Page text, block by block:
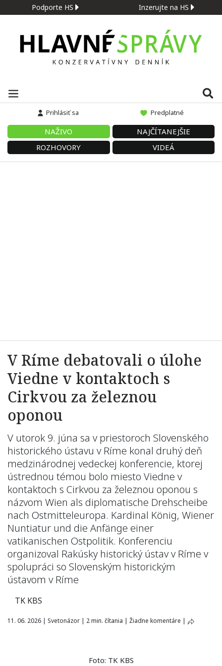
Podporte HS Inzerujte na HS
Prihlásiť sa Predplatné
NAŽIVO
NAJČÍTANEJŠIE
ROZHOVORY
VIDEÁ
V Ríme debatovali o úlohe
Viedne v kontaktoch s
Cirkvou za železnou
oponou
V utorok 9. júna sa v priestoroch Slovenského
historického ústavu v Ríme konal druhý deň
medzinárodnej vedeckej konferencie, ktorej
ústrednou témou bolo miesto Viedne v
kontaktoch s Cirkvou za železnou oponou s
názvom Wien als diplomatische Drehscheibe
nach Ostmitteleuropa. Kardinal König, Wiener
Nuntiatur und die Anfänge einer
vatikanischen Ostpolitik. Konferenciu
organizoval Rakúsky historický ústav v Ríme v
spolupráci so Slovenským historickým
ústavom v Ríme
TK KBS
11. 06. 2026 | Svetonázor | 2 min. čítania | Žiadne komentáre |
Foto: TK KBS